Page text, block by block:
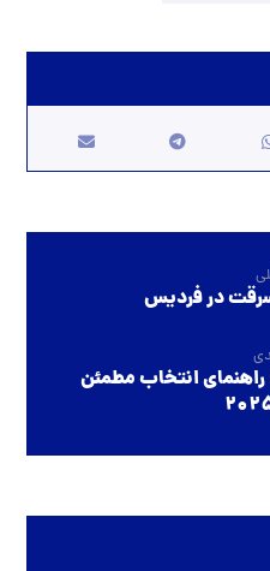
در فردیس
انتخاب مطمئن